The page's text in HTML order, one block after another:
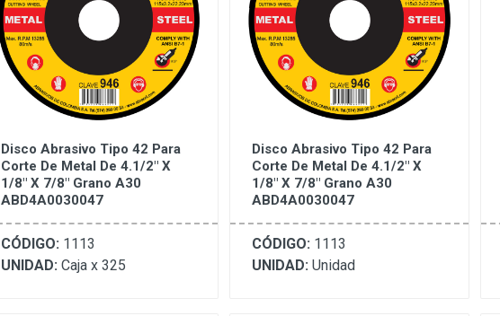
Disco Abrasivo Tipo 42 Para
Corte De Metal De 4.1/2" X
1/8" X 7/8" Grano A30
ABD4A0030047
CÓDIGO: 1113
UNIDAD: Caja x 325
Disco Abrasivo Tipo 42 Para
Corte De Metal De 4.1/2" X
1/8" X 7/8" Grano A30
ABD4A0030047
CÓDIGO: 1113
UNIDAD: Unidad